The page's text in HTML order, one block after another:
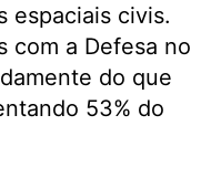
espaciais civis.
com a Defesa no
do que
53% do